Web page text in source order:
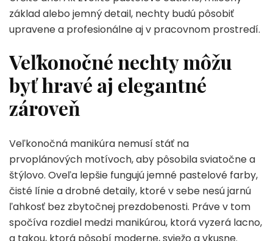
základ alebo jemný detail, nechty budú pôsobiť
upravene a profesionálne aj v pracovnom prostredí.
Veľkonočné nechty môžu
byť hravé aj elegantné
zároveň
Veľkonočná manikúra nemusí stáť na
prvoplánových motívoch, aby pôsobila sviatočne a
štýlovo. Oveľa lepšie fungujú jemné pastelové farby,
čisté línie a drobné detaily, ktoré v sebe nesú jarnú
ľahkosť bez zbytočnej prezdobenosti. Práve v tom
spočíva rozdiel medzi manikúrou, ktorá vyzerá lacno,
a takou, ktorá pôsobí moderne, sviežo a vkusne.